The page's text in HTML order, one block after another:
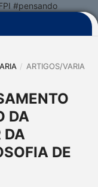
#pensando
/ ARTIGOS/VARIA
DA
DA
DE